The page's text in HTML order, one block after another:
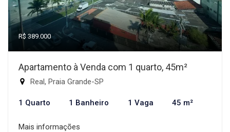
R$ 389.000
Apartamento à Venda com 1 quarto, 45m²
Real, Praia Grande-SP
1 Quarto 1 Banheiro 1 Vaga 45 m²
Mais informações